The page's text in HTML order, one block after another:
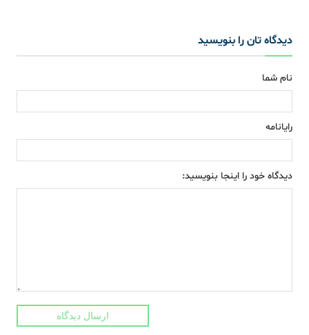
دیدگاه تان را بنویسید
نام شما
رایانامه
دیدگاه خود را اینجا بنویسید:
ارسال دیدگاه